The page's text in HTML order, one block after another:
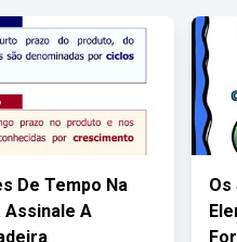
De Tempo Na
A
Os